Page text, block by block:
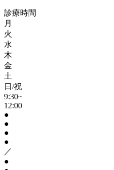
診療時間
月
火
水
木
金
土
日/祝
9:30~
12:00
●
●
●
●
／
●